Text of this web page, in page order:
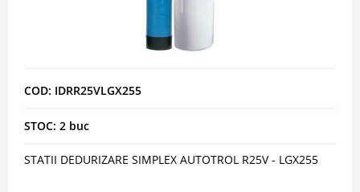
COD: IDRR25VLGX255
STOC: 2 buc
STATII DEDURIZARE SIMPLEX AUTOTROL R25V - LGX255